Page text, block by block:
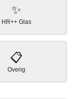
✨
HR++ Glas
📋
Overig